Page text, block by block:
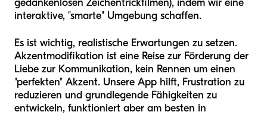
gedankenlosen Zeichentrickfilmen), indem wir eine
interaktive, "smarte" Umgebung schaffen.
Es ist wichtig, realistische Erwartungen zu setzen.
Akzentmodifikation ist eine Reise zur Förderung der
Liebe zur Kommunikation, kein Rennen um einen
"perfekten" Akzent. Unsere App hilft, Frustration zu
reduzieren und grundlegende Fähigkeiten zu
entwickeln, funktioniert aber am besten in